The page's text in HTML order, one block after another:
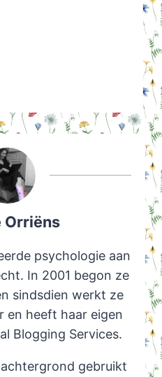
Orriëns
psychologie aan
In 2001 begon ze
sindsdien werkt ze
en heeft haar eigen
Blogging Services.
gebruikt